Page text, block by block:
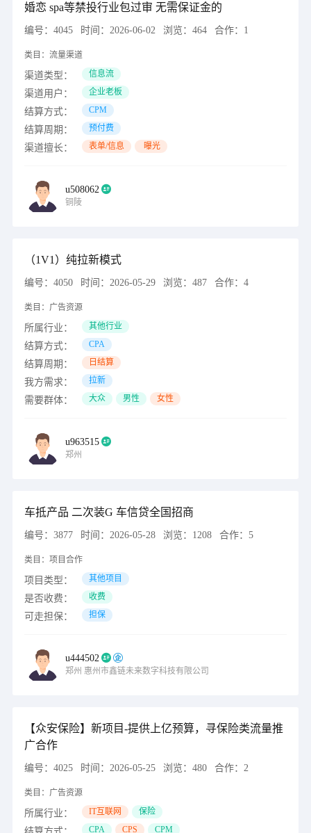
婚恋 spa等禁投行业包过审 无需保证金的
编号： 4045 时间： 2026-06-02 浏览： 464 合作： 1
类目： 流量渠道
渠道类型： 信息流
渠道用户： 企业老板
结算方式： CPM
结算周期： 预付费
渠道擅长： 表单/信息 曝光
u508062
铜陵
（1V1）纯拉新模式
编号： 4050 时间： 2026-05-29 浏览： 487 合作： 4
类目： 广告资源
所属行业： 其他行业
结算方式： CPA
结算周期： 日结算
我方需求： 拉新
需要群体： 大众 男性 女性
u963515
郑州
车抵产品 二次装G 车信贷全国招商
编号： 3877 时间： 2026-05-28 浏览： 1208 合作： 5
类目： 项目合作
项目类型： 其他项目
是否收费： 收费
可走担保： 担保
u444502
郑州 惠州市鑫链未来数字科技有限公司
【众安保险】新项目-提供上亿预算，寻保险类流量推
广合作
编号： 4025 时间： 2026-05-25 浏览： 480 合作： 2
类目： 广告资源
所属行业： IT互联网 保险
CPA CPS CPM